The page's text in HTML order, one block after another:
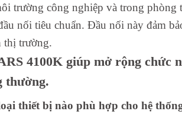
trường công nghiệp và trong phòng
nối tiêu chuẩn. Đầu nối này đảm
thị trường.
4100K giúp mở rộng chức
thường.
thiết bị nào phù hợp cho hệ